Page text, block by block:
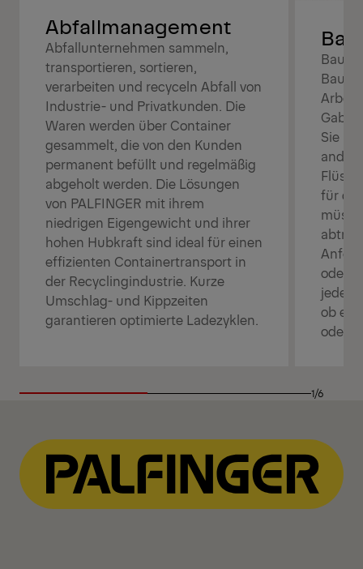
Abfallmanagement
Abfallunternehmen sammeln,
transportieren, sortieren,
verarbeiten und recyceln Abfall von
Industrie- und Privatkunden. Die
Waren werden über Container
gesammelt, die von den Kunden
permanent befüllt und regelmäßig
abgeholt werden. Die Lösungen
von PALFINGER mit ihrem
niedrigen Eigengewicht und ihrer
hohen Hubkraft sind ideal für einen
effizienten Containertransport in
der Recyclingindustrie. Kurze
Umschlag- und Kippzeiten
garantieren optimierte Ladezyklen.
Sie
für
oder
jeden
ob es
oder
1/6